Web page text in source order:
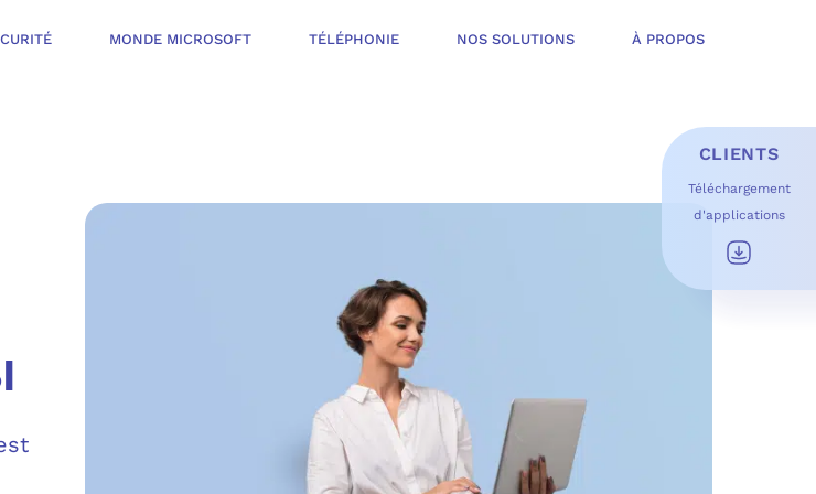
MONDE MICROSOFT TÉLÉPHONIE NOS SOLUTIONS À PROPOS
CLIENTS
Téléchargement
d'applications
VOTRE AUDIT OFFERT
NOTRE PROCESS DE TRAVAIL
PROTÉGER LES USAGES DU QUOTIDIEN
ORGANISER UNE SÉCURITÉ STRUCTURÉE
MESURER ET AMÉLIORER EN CONTINU
L’ÉCOSYSTÈME MICROSOFT